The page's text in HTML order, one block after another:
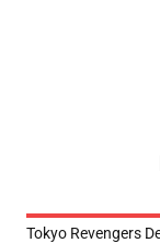
Tokyo Revengers